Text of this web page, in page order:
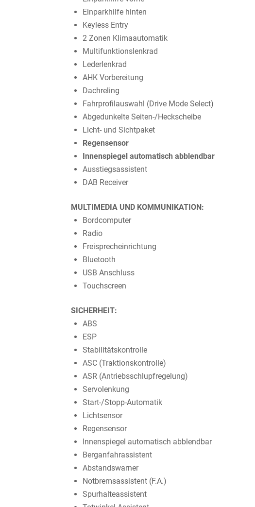
Einparkhilfe hinten
Keyless Entry
2 Zonen Klimaautomatik
Multifunktionslenkrad
Lederlenkrad
AHK Vorbereitung
Dachreling
Fahrprofilauswahl (Drive Mode Select)
Abgedunkelte Seiten-/Heckscheibe
Licht- und Sichtpaket
Regensensor
Innenspiegel automatisch abblendbar
Ausstiegsassistent
DAB Receiver
MULTIMEDIA UND KOMMUNIKATION:
Bordcomputer
Radio
Freisprecheinrichtung
Bluetooth
USB Anschluss
Touchscreen
SICHERHEIT:
ABS
ESP
Stabilitätskontrolle
ASC (Traktionskontrolle)
ASR (Antriebsschlupfregelung)
Servolenkung
Start-/Stopp-Automatik
Lichtsensor
Regensensor
Innenspiegel automatisch abblendbar
Berganfahrassistent
Abstandswarner
Notbremsassistent (F.A.)
Spurhalteassistent